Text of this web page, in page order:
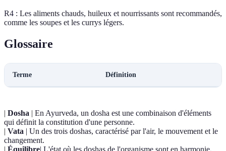
R4 : Les aliments chauds, huileux et nourrissants sont recommandés,
comme les soupes et les currys légers.
Glossaire
Terme Définition
| Dosha | En Ayurveda, un dosha est une combinaison d'éléments
qui définit la constitution d'une personne.
| Vata | Un des trois doshas, caractérisé par l'air, le mouvement et le
changement.
| Équilibre| L'état où les doshas de l'organisme sont en harmonie,